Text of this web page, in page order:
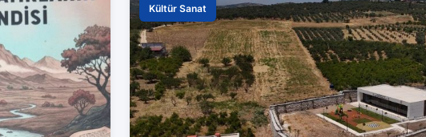
Kültür Sanat